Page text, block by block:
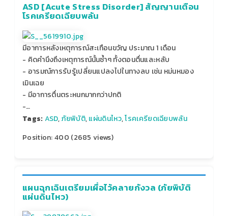
ASD [Acute Stress Disorder] สัญญานเตือน
โรคเครียดเฉียบพลัน
มีอาการหลังเหตุการณ์สะเทือนขวัญ ประมาณ 1 เดือน
- คิดคำนึงถึงเหตุการณ์นั้นซ้ำๆ ทั้งตอนตื่นและหลับ
- อารมณ์การรับรู้เปลี่ยนแปลงไปในทางลบ เช่น หม่นหมอง
เมินเฉย
- มีอาการตื่นตระหนกมากกว่าปกติ
-…
Tags: ASD,ภัยพิบัติ,แผ่นดินไหว,โรคเครียดเฉียบพลัน
Position:400 (2685 views)
แผนฉุกเฉินเตรียมเผื่อไว้คลายกังวล (ภัยพิบัติ
แผ่นดินไหว)